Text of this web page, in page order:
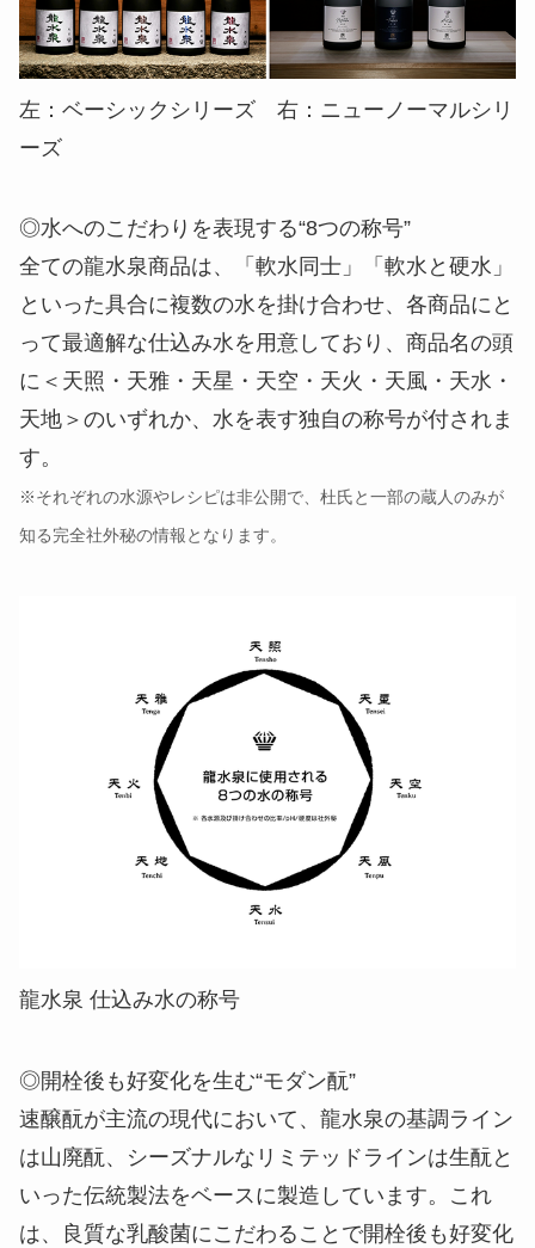
左：ベーシックシリーズ 右：ニューノーマルシリ
ーズ
◎水へのこだわりを表現する“8つの称号”
全ての龍水泉商品は、「軟水同士」「軟水と硬水」
といった具合に複数の水を掛け合わせ、各商品にと
って最適解な仕込み水を用意しており、商品名の頭
に＜天照・天雅・天星・天空・天火・天風・天水・
天地＞のいずれか、水を表す独自の称号が付されま
す。
※それぞれの水源やレシピは非公開で、杜氏と一部の蔵人のみが
知る完全社外秘の情報となります。
龍水泉 仕込み水の称号
◎開栓後も好変化を生む“モダン酛”
速醸酛が主流の現代において、龍水泉の基調ライン
は山廃酛、シーズナルなリミテッドラインは生酛と
いった伝統製法をベースに製造しています。これ
は、良質な乳酸菌にこだわることで開栓後も好変化